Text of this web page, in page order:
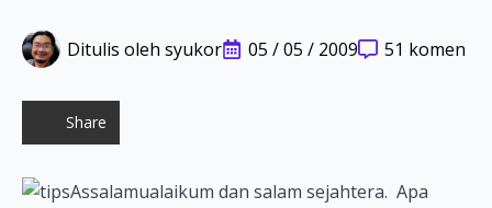
Ditulis oleh syukor 05 / 05 / 2009 51 komen
Share
Assalamualaikum dan salam sejahtera. Apa